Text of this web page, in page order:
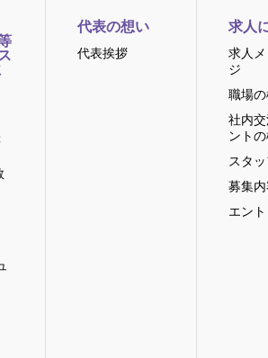
代表の想い
代表挨拶
求人
求人
ジ
職場
社内
ント
スタ
募集内
エン